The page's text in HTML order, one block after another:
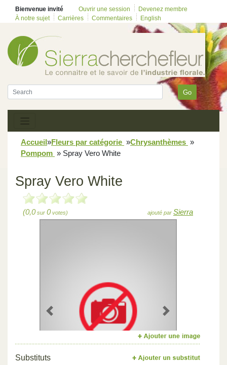
Bienvenue invité Ouvrir une session
Devenez membre
À notre sujet
Carrières Commentaires English
Go
Accueil»Fleurs par catégorie »Chrysanthèmes »
Pompom » Spray Vero White
Spray Vero White
(0,0sur 0votes) ajouté par Sierra
Previous Next
Substituts